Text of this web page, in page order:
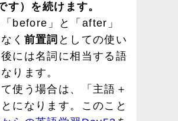
）を続けます。
before」と「after」
く 前置詞 としての使い
には名詞に相当する語
ります。
使う場合は、「主語＋
になります。このこと